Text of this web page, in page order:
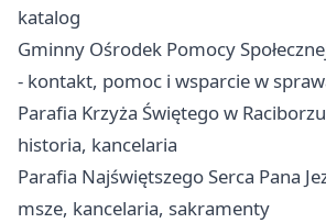
katalog
Gminny Ośrodek Pomocy
- kontakt, pomoc i wsparcie w
Parafia Krzyża Świętego w
historia, kancelaria
Parafia Najświętszego Serca Pana
msze, kancelaria, sakramenty